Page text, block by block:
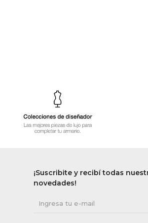
¡Suscribite y recibí todas
novedades!